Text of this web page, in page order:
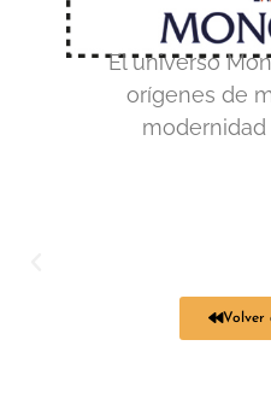
El universo
orígenes de
modernidad
Volver